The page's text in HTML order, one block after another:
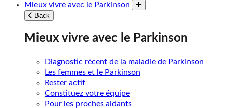
Mieux vivre avec le Parkinson
Toggle submenu
Back
Mieux vivre avec le Parkinson
Diagnostic récent de la maladie de Parkinson
Les femmes et le Parkinson
Rester actif
Constituez votre équipe
Pour les proches aidants